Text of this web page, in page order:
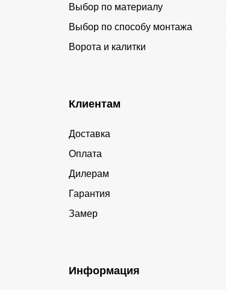
Выбор по материалу
Выбор по способу монтажа
Ворота и калитки
Клиентам
Доставка
Оплата
Дилерам
Гарантия
Замер
Информация